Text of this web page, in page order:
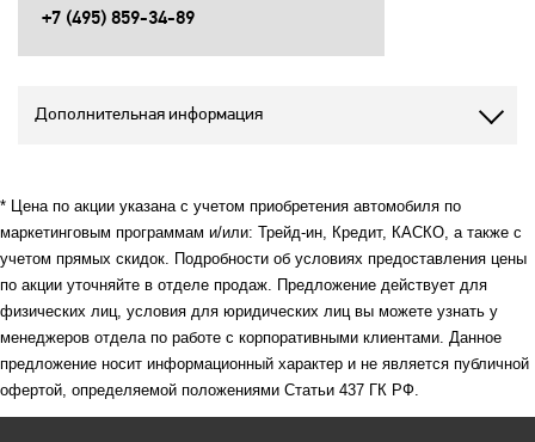
+7 (495) 859-34-89
Дополнительная информация
* Цена по акции указана с учетом приобретения автомобиля по
маркетинговым программам и/или: Трейд-ин, Кредит, КАСКО, а также с
учетом прямых скидок. Подробности об условиях предоставления цены
по акции уточняйте в отделе продаж. Предложение действует для
физических лиц, условия для юридических лиц вы можете узнать у
менеджеров отдела по работе с корпоративными клиентами. Данное
предложение носит информационный характер и не является публичной
офертой, определяемой положениями Статьи 437 ГК РФ.